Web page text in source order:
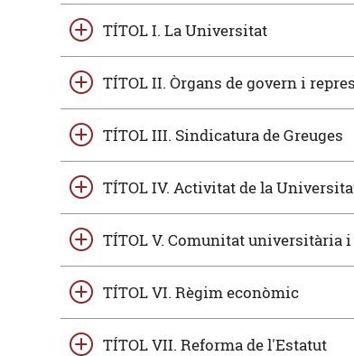
TÍTOL I. La Universitat
TÍTOL II. Òrgans de govern i
TÍTOL III. Sindicatura de Greuges
TÍTOL IV. Activitat de la
TÍTOL V. Comunitat universitària
TÍTOL VI. Règim econòmic
TÍTOL VII. Reforma de l'Estatut